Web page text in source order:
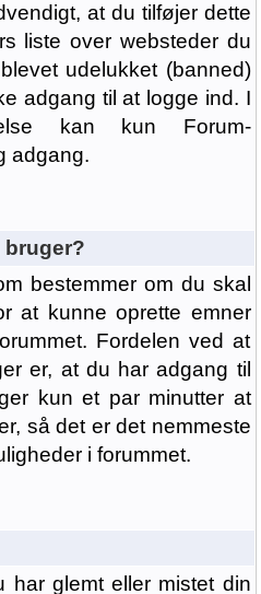
at du tilføjer dette
liste over websteder du
udelukket (banned)
adgang til at logge ind. I
kan kun Forum-
adgang.
bruger?
bestemmer om du skal
at kunne oprette emner
Fordelen ved at
er, at du har adgang til
kun et par minutter at
så det er det nemmeste
i forummet.
har glemt eller mistet din